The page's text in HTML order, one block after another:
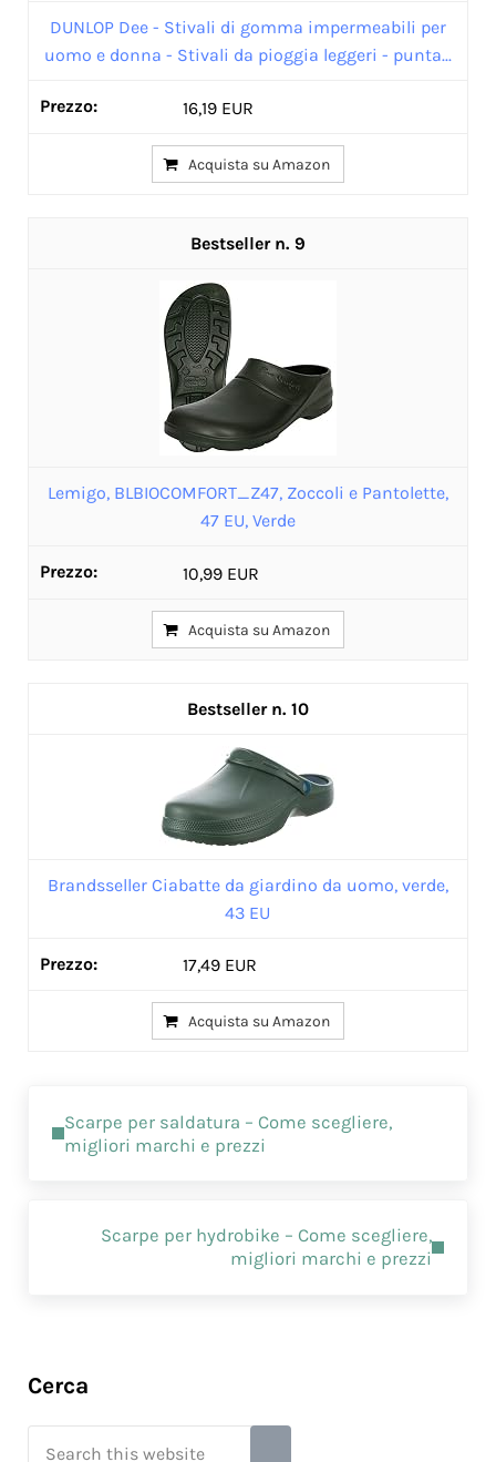
DUNLOP Dee - Stivali di gomma impermeabili per
uomo e donna - Stivali da pioggia leggeri - punta...
16,19 EUR
Acquista su Amazon
9
Lemigo, BLBIOCOMFORT_Z47, Zoccoli e Pantolette,
47 EU, Verde
10,99 EUR
Acquista su Amazon
10
Brandsseller Ciabatte da giardino da uomo, verde,
43 EU
17,49 EUR
Acquista su Amazon
Scarpe per saldatura​ – Come scegliere,
migliori marchi e prezzi
Scarpe per hydrobike​ – Come scegliere,
migliori marchi e prezzi
Sidebar
Cerca